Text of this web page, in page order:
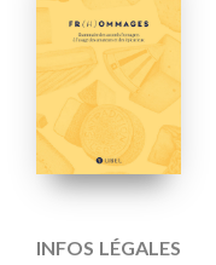
INFOS LÉGALES